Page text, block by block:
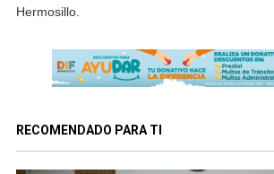
Hermosillo.
RECOMENDADO PARA TI